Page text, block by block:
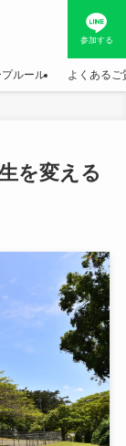
参加する
ルール よくあるご
を変える